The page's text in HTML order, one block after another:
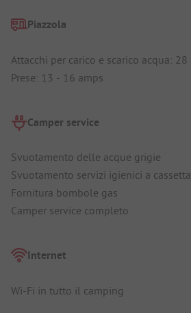
Piazzola
Attacchi per carico e scarico acqua: 28
Prese: 13 - 16 amps
Camper service
Svuotamento delle acque grigie
Svuotamento servizi igienici a cassetta
Fornitura bombole gas
Camper service completo
Internet
Wi-Fi in tutto il camping